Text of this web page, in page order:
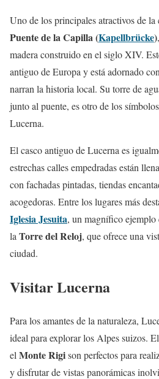
Uno de los principales atractivos de la
Puente de la Capilla (Kapellbrücke)
madera construido en el siglo XIV.
antiguo de Europa y está adornado
narran la historia local. Su torre de
junto al puente, es otro de los
Lucerna.
El casco antiguo de Lucerna es
estrechas calles empedradas están
con fachadas pintadas, tiendas
acogedoras. Entre los lugares más
Iglesia Jesuita, un magnífico ejemplo
la Torre del Reloj, que ofrece una
ciudad.
Visitar Lucerna
Para los amantes de la naturaleza,
ideal para explorar los Alpes suizos.
el Monte Rigison perfectos para
y disfrutar de vistas panorámicas